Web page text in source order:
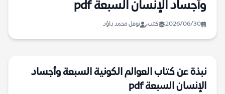
وأجساد الإنسان السبعة pdf
2026/06/30 كتب نوفل محمد داؤد
نبذة عن كتاب العوالم الكونية السبعة وأجساد
الإنسان السبعة pdf